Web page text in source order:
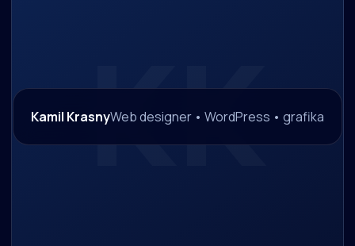
Kamil KrasnyWeb designer • WordPress • grafika